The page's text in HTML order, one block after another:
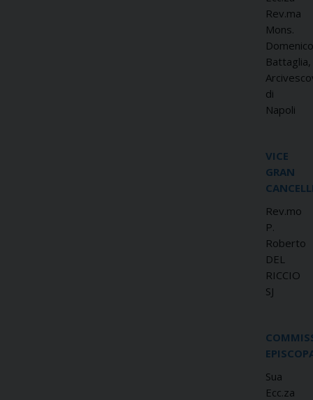
Rev.ma
Mons.
Domenico
Battaglia,
di
Napoli
VICE
GRAN
Rev.mo
P.
Roberto
DEL
RICCIO
SJ
Sua
Ecc.za